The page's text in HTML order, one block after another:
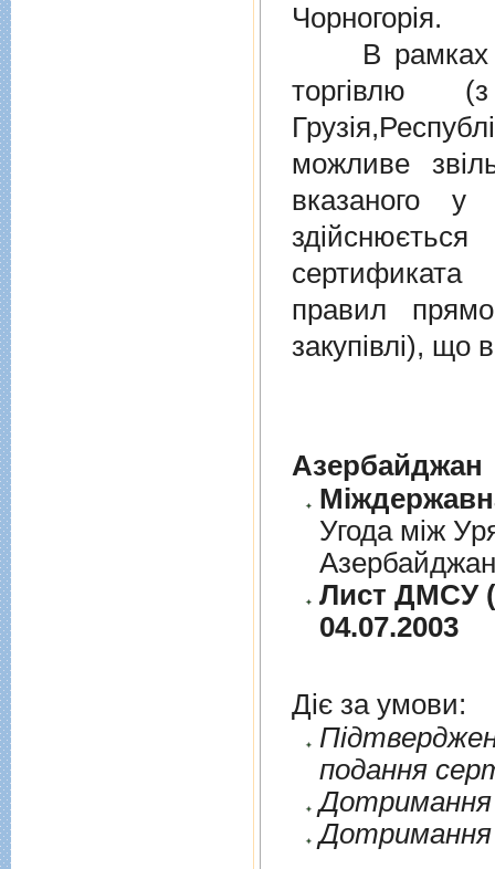
Чорногорія.
В рамках
торгiвлю
можливе
вказаного у
правил
закупівлі), що
Азербайджан
Угода між
Лист ДМСУ
04.07.2003
Діє за умови:
подання
Дотримання
Дотримання